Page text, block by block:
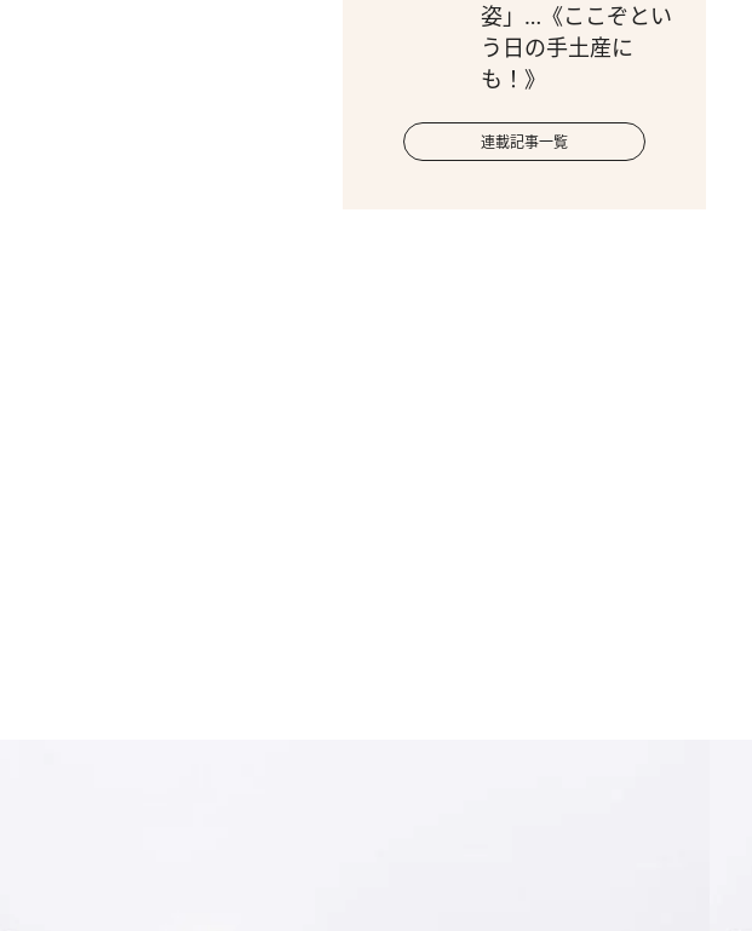
姿」…《ここぞとい
う日の手土産に
も！》
連載記事一覧